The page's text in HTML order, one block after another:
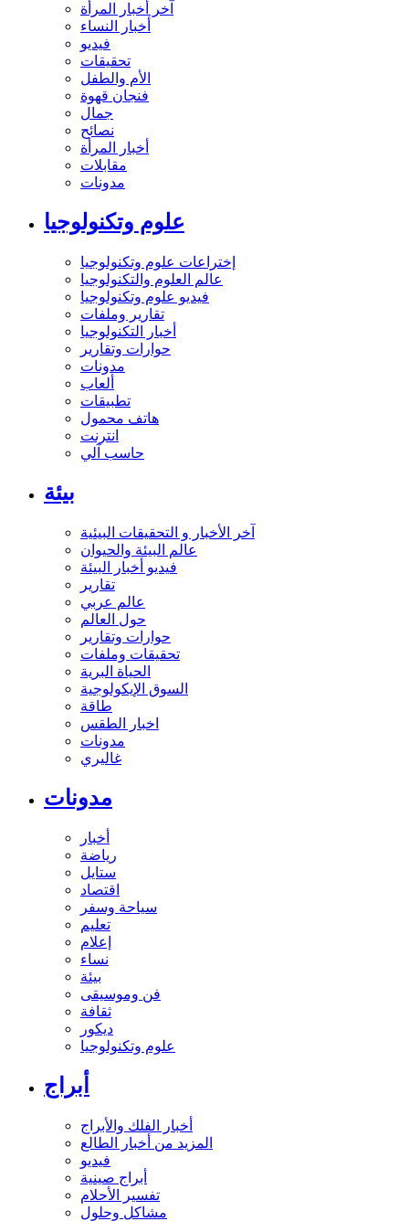
آخر أخبار المرأة
أخبار النساء
فيديو
تحقيقات
الأم والطفل
فنجان قهوة
جمال
نصائح
أخبار المرأة
مقابلات
مدونات
علوم وتكنولوجيا
إختراعات علوم وتكنولوجيا
عالم العلوم والتكنولوجيا
فيديو علوم وتكنولوجيا
تقارير وملفات
أخبار التكنولوجيا
حوارات وتقارير
مدونات
ألعاب
تطبيقات
هاتف محمول
انترنت
حاسب آلي
بيئة
آخر الأخبار و التحقيقات البيئية
عالم البيئة والحيوان
فيديو أخبار البيئة
تقارير
عالم عربي
حول العالم
حوارات وتقارير
تحقيقات وملفات
الحياة البرية
السوق الإيكولوجية
طاقة
اخبار الطقس
مدونات
غاليري
مدونات
أخبار
رياضة
ستايل
اقتصاد
سياحة وسفر
تعليم
إعلام
نساء
بيئة
فن وموسيقى
ثقافة
ديكور
علوم وتكنولوجيا
أبراج
أخبار الفلك والأبراج
المزيد من أخبار الطالع
فيديو
أبراج صينية
تفسير الأحلام
مشاكل وحلول